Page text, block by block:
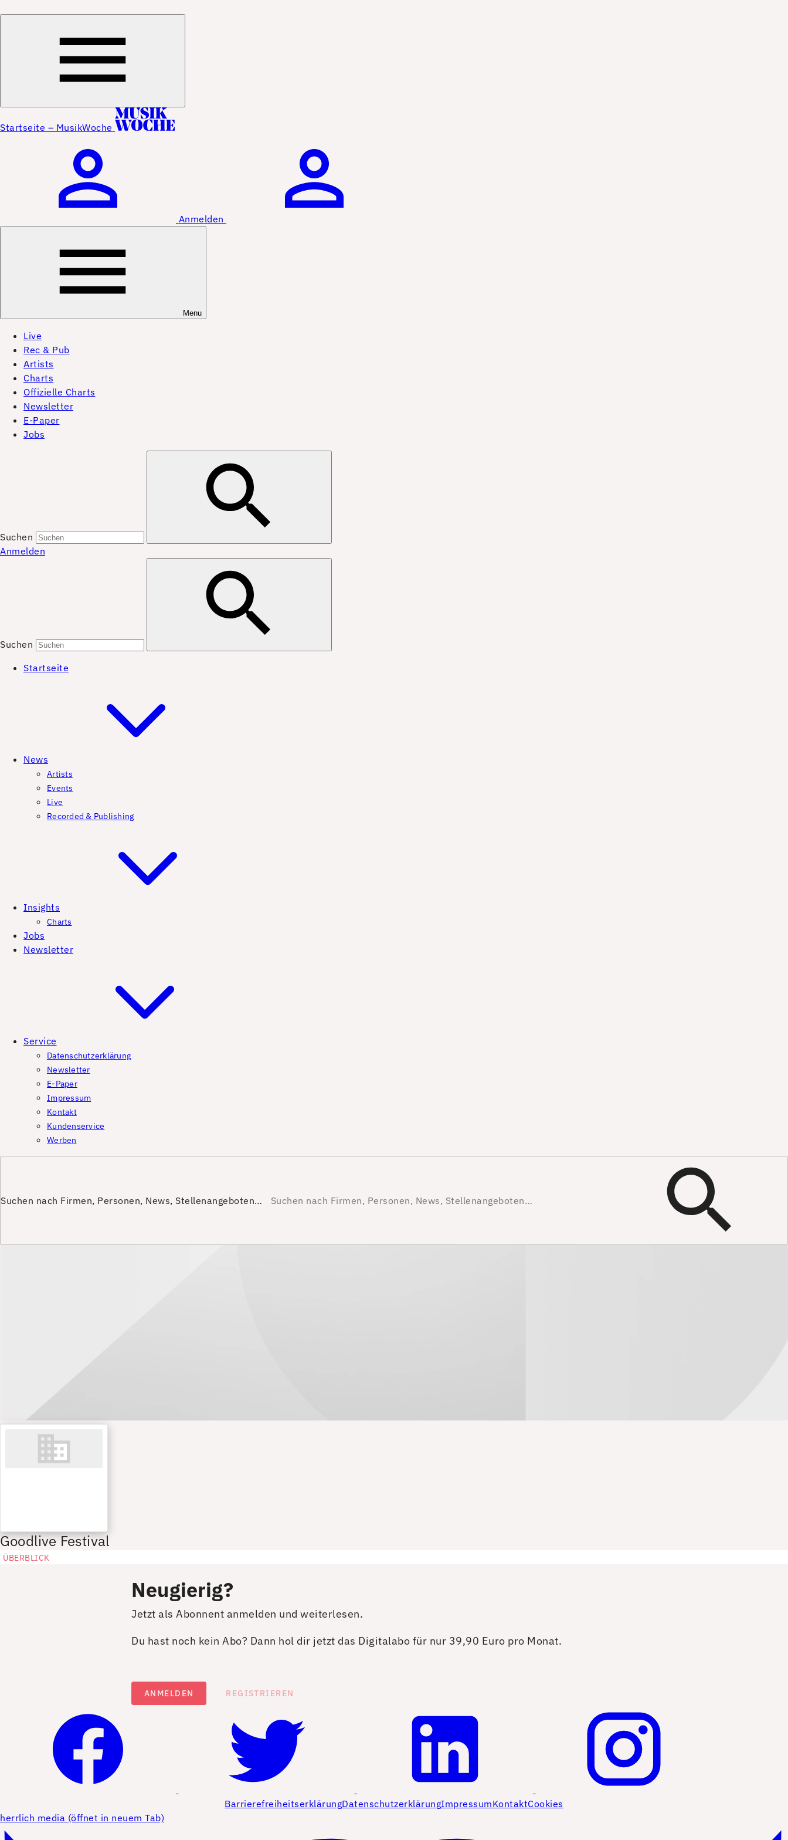
Startseite – MusikWoche
Anmelden
Menu
Live
Rec & Pub
Artists
Charts
Offizielle Charts
Newsletter
E-Paper
Jobs
Suchen
Anmelden
Suchen
Startseite
News
Artists
Events
Live
Recorded & Publishing
Insights
Charts
Jobs
Newsletter
Service
Datenschutzerklärung
Newsletter
E-Paper
Impressum
Kontakt
Kundenservice
Werben
Suchen nach Firmen, Personen, News, Stellenangeboten…
Goodlive Festival
ÜBERBLICK
Neugierig?
Jetzt als Abonnent anmelden und weiterlesen.
Du hast noch kein Abo? Dann hol dir jetzt das Digitalabo für nur 39,90 Euro pro Monat.
ANMELDEN REGISTRIEREN
BarrierefreiheitserklärungDatenschutzerklärungImpressumKontaktCookies
herrlich media (öffnet in neuem Tab)